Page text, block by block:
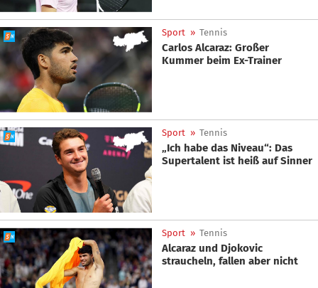
Sport » Tennis
Carlos Alcaraz: Großer
Kummer beim Ex-Trainer
Sport » Tennis
„Ich habe das Niveau“: Das
Supertalent ist heiß auf Sinner
Sport » Tennis
Alcaraz und Djokovic
straucheln, fallen aber nicht